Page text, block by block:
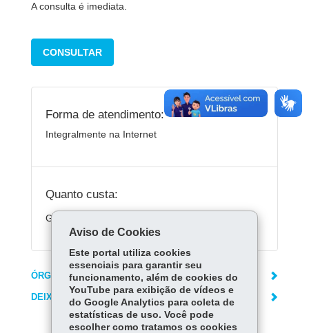
A consulta é imediata.
CONSULTAR
Forma de atendimento:
Integralmente na Internet
Quanto custa:
Gratuito
ÓRGÃO RESPONSÁVEL
DEIXE SUA OPINIÃO
Aviso de Cookies
Este portal utiliza cookies
essenciais para garantir seu
funcionamento, além de cookies do
YouTube para exibição de vídeos e
do Google Analytics para coleta de
estatísticas de uso. Você pode
escolher como tratamos os cookies